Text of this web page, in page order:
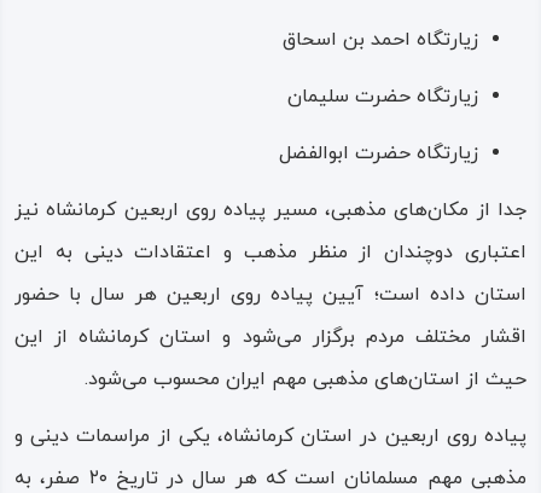
زیارتگاه احمد بن اسحاق
زیارتگاه حضرت سلیمان
زیارتگاه حضرت ابوالفضل
جدا از مکان‌های مذهبی، مسیر پیاده روی اربعین کرمانشاه نیز
اعتباری دوچندان از منظر مذهب و اعتقادات دینی به این
استان داده است؛ آیین پیاده روی اربعین هر سال با حضور
اقشار مختلف مردم برگزار می‌شود و استان کرمانشاه از این
حیث از استان‌های مذهبی مهم ایران محسوب می‌شود.
پیاده روی اربعین در استان کرمانشاه، یکی از مراسمات دینی و
مذهبی مهم مسلمانان است که هر سال در تاریخ ۲۰ صفر، به